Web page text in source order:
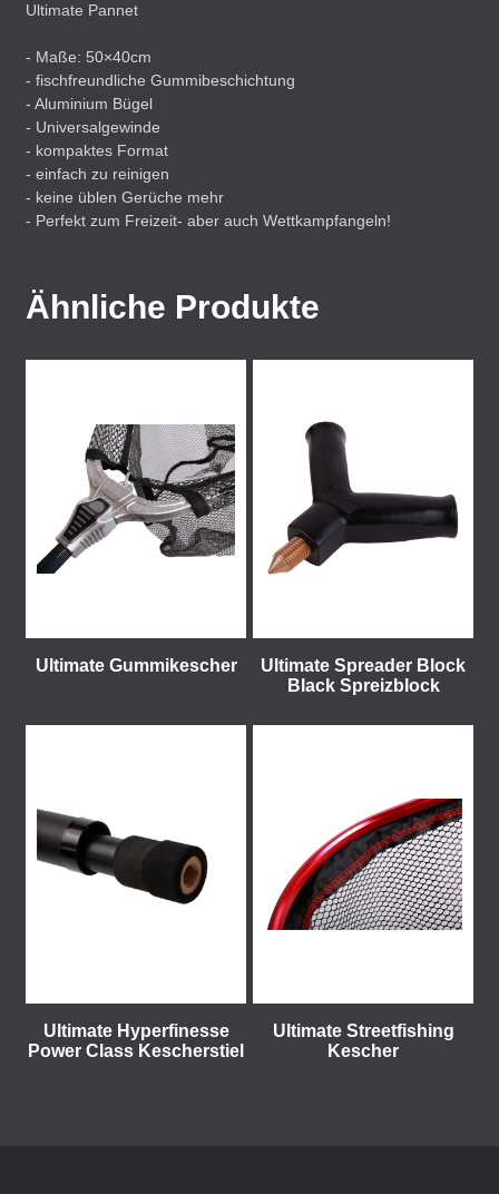
Ultimate Pannet
- Maße: 50×40cm
- fischfreundliche Gummibeschichtung
- Aluminium Bügel
- Universalgewinde
- kompaktes Format
- einfach zu reinigen
- keine üblen Gerüche mehr
- Perfekt zum Freizeit- aber auch Wettkampfangeln!
Ähnliche Produkte
Ultimate Gummikescher
Ultimate Spreader Block
Black Spreizblock
Ultimate Hyperfinesse
Power Class Kescherstiel
Ultimate Streetfishing
Kescher